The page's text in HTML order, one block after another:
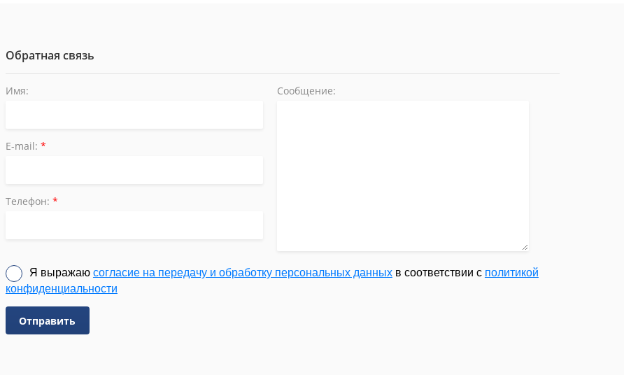
Обратная связь
Имя:
E-mail: *
Телефон: *
Сообщение:
Я выражаю согласие на передачу и обработку персональных данныхв соответствии с политикой
конфиденциальности
Отправить